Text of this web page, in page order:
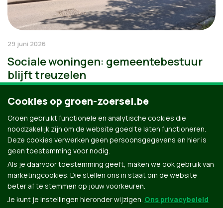
29 juni 2026
Sociale woningen: gemeentebestuur
blijft treuzelen
Cookies op groen-zoersel.be
Groen gebruikt functionele en analytische cookies die
noodzakelijk zijn om de website goed te laten functioneren.
Deze cookies verwerken geen persoonsgegevens en hier is
geen toestemming voor nodig.
Als je daarvoor toestemming geeft, maken we ook gebruik van
marketingcookies. Die stellen ons in staat om de website
beter af te stemmen op jouw voorkeuren.
Je kunt je instellingen hieronder wijzigen. Ons privacybeleid